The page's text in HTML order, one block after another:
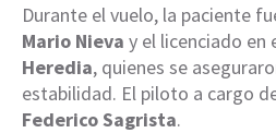
Durante el vuelo, la paciente
Mario Nieva y el licenciado en
Heredia, quienes se
estabilidad. El piloto a cargo
Federico Sagrista.